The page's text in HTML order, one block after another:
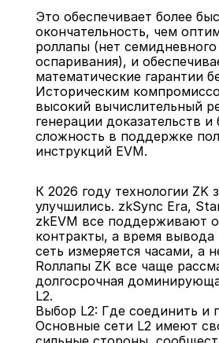
Это обеспечивает более
окончательность, чем
роллапы (нет
оспаривания), и
математические гарантии
Историческим
высокий вычислительный
генерации доказательств и
сложность в поддержке
инструкций EVM.
К 2026 году технологии ZK
улучшились. zkSync Era,
zkEVM все поддерживают
контракты, а время
сеть измеряется часами, а
Rоллапы ZK все чаще
долгосрочная
L2.
Выбор L2: Где соединить и
Основные сети L2 имеют